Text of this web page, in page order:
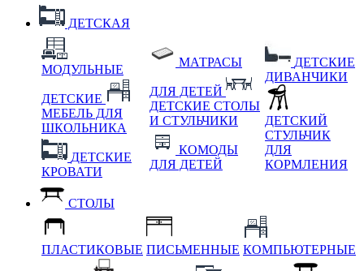
ДЕТСКАЯ
МОДУЛЬНЫЕ
ДЕТСКИЕ
МЕБЕЛЬ ДЛЯ
ШКОЛЬНИКА
ДЕТСКИЕ
КРОВАТИ
МАТРАСЫ
ДЛЯ ДЕТЕЙ
ДЕТСКИЕ СТОЛЫ
И СТУЛЬЧИКИ
КОМОДЫ
ДЛЯ ДЕТЕЙ
ДЕТСКИЕ
ДИВАНЧИКИ
ДЕТСКИЙ
СТУЛЬЧИК
ДЛЯ
КОРМЛЕНИЯ
СТОЛЫ
ПЛАСТИКОВЫЕ ПИСЬМЕННЫЕ КОМПЬЮТЕРНЫЕ